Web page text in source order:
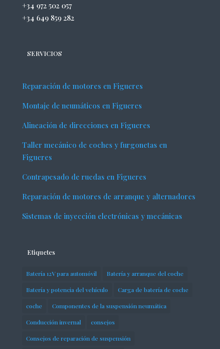
+34 972 502 057
+34 649 859 282
SERVICIOS
Reparación de motores en Figueres
Montaje de neumáticos en Figueres
Alineación de direcciones en Figueres
Taller mecánico de coches y furgonetas en
Figueres
Contrapesado de ruedas en Figueres
Reparación de motores de arranque y alternadores
Sistemas de inyección electrónicas y mecánicas
Etiquetes
Batería 12V para automóvil Batería y arranque del coche
Batería y potencia del vehículo Carga de batería de coche
coche Componentes de la suspensión neumática
Conducción invernal consejos
Consejos de reparación de suspensión